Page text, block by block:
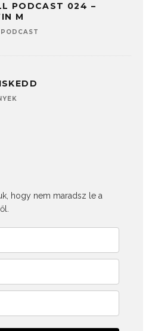
PODCAST 024 –
M
hogy nem maradsz le a